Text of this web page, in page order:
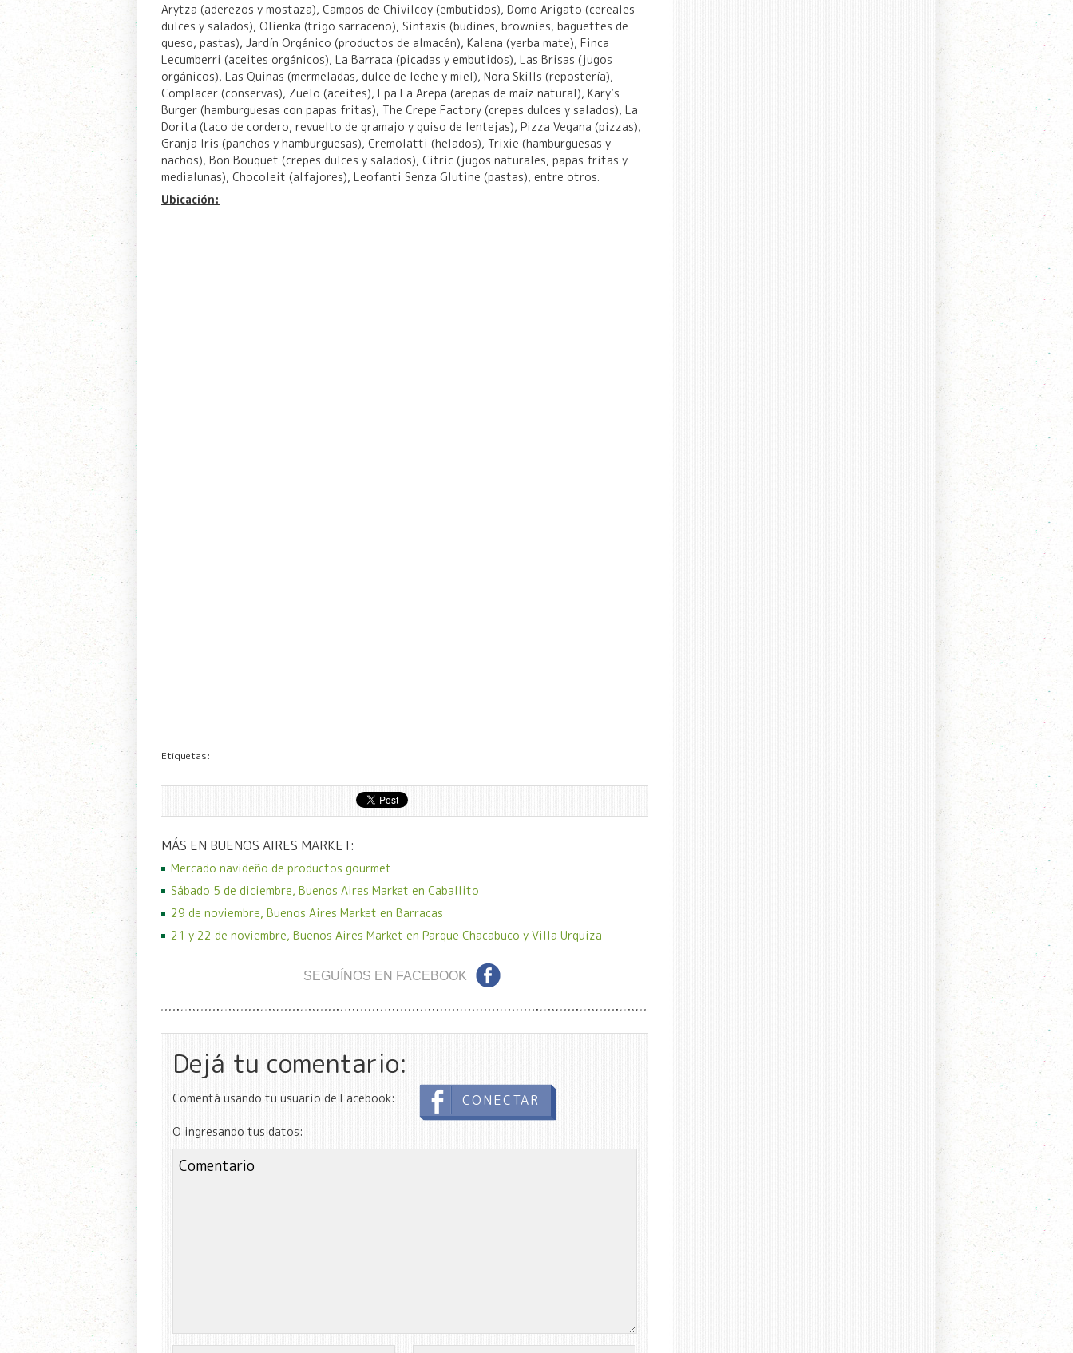
Arytza (aderezos y mostaza), Campos de Chivilcoy (embutidos), Domo Arigato (cereales
dulces y salados), Olienka (trigo sarraceno), Sintaxis (budines, brownies, baguettes de
queso, pastas), Jardín Orgánico (productos de almacén), Kalena (yerba mate), Finca
Lecumberri (aceites orgánicos), La Barraca (picadas y embutidos), Las Brisas (jugos
orgánicos), Las Quinas (mermeladas, dulce de leche y miel), Nora Skills (repostería),
Complacer (conservas), Zuelo (aceites), Epa La Arepa (arepas de maíz natural), Kary’s
Burger (hamburguesas con papas fritas), The Crepe Factory (crepes dulces y salados), La
Dorita (taco de cordero, revuelto de gramajo y guiso de lentejas), Pizza Vegana (pizzas),
Granja Iris (panchos y hamburguesas), Cremolatti (helados), Trixie (hamburguesas y
nachos), Bon Bouquet (crepes dulces y salados), Citric (jugos naturales, papas fritas y
medialunas), Chocoleit (alfajores), Leofanti Senza Glutine (pastas), entre otros.
Ubicación:
Etiquetas:
MÁS EN BUENOS AIRES MARKET:
Mercado navideño de productos gourmet
Sábado 5 de diciembre, Buenos Aires Market en Caballito
29 de noviembre, Buenos Aires Market en Barracas
21 y 22 de noviembre, Buenos Aires Market en Parque Chacabuco y Villa Urquiza
SEGUÍNOS EN FACEBOOK
Dejá tu comentario:
Comentá usando tu usuario de Facebook: CONECTAR
O ingresando tus datos: